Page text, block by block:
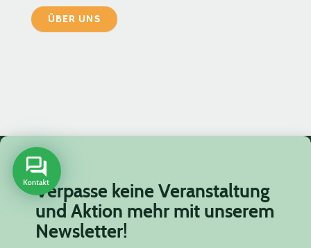
ÜBER UNS
Verpasse keine Veranstaltung
und Aktion mehr mit unserem
Newsletter!